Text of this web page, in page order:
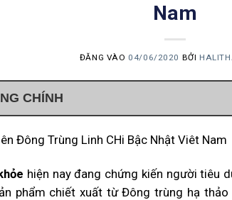
Nam
ĐĂNG VÀO 04/06/2020 BỞI
CHÍNH
Đông Trùng Linh CHi Bậc Nhật Viêt Nam
hiện nay đang chứng kiến người tiêu
phẩm chiết xuất từ Đông trùng hạ